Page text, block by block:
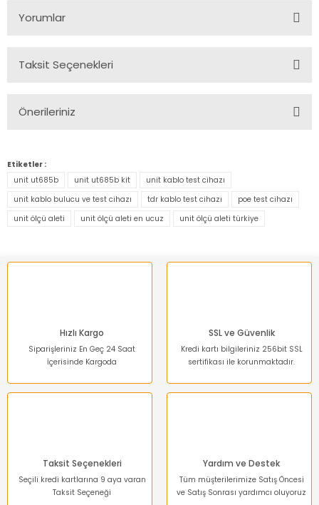
Yorumlar
Taksit Seçenekleri
Önerileriniz
konularda yetersiz gördüğünüz noktaları öneri formunu
kullanarak tarafımıza iletebilirsiniz.
Ürün resmi kalitesiz, bozuk veya görüntülenemiyor.
Ürün bilgilerinde hatalar bulunuyor.
Etiketler :
unit ut685b
unit ut685b kit
unit kablo test cihazı
unit kablo bulucu ve test cihazı
tdr kablo test cihazı
poe test cihazı
unit ölçü aleti
unit ölçü aleti en ucuz unit ölçü aleti türkiye
Hızlı Kargo
Siparişleriniz En Geç 24 Saat
İçerisinde Kargoda
SSL ve Güvenlik
Kredi kartı bilgileriniz 256bit SSL
sertifikası ile korunmaktadır.
Taksit Seçenekleri
Seçili kredi kartlarına 9 aya varan
Taksit Seçeneği
Yardım ve Destek
Tüm müşterilerimize Satış Öncesi
ve Satış Sonrası yardımcı oluyoruz